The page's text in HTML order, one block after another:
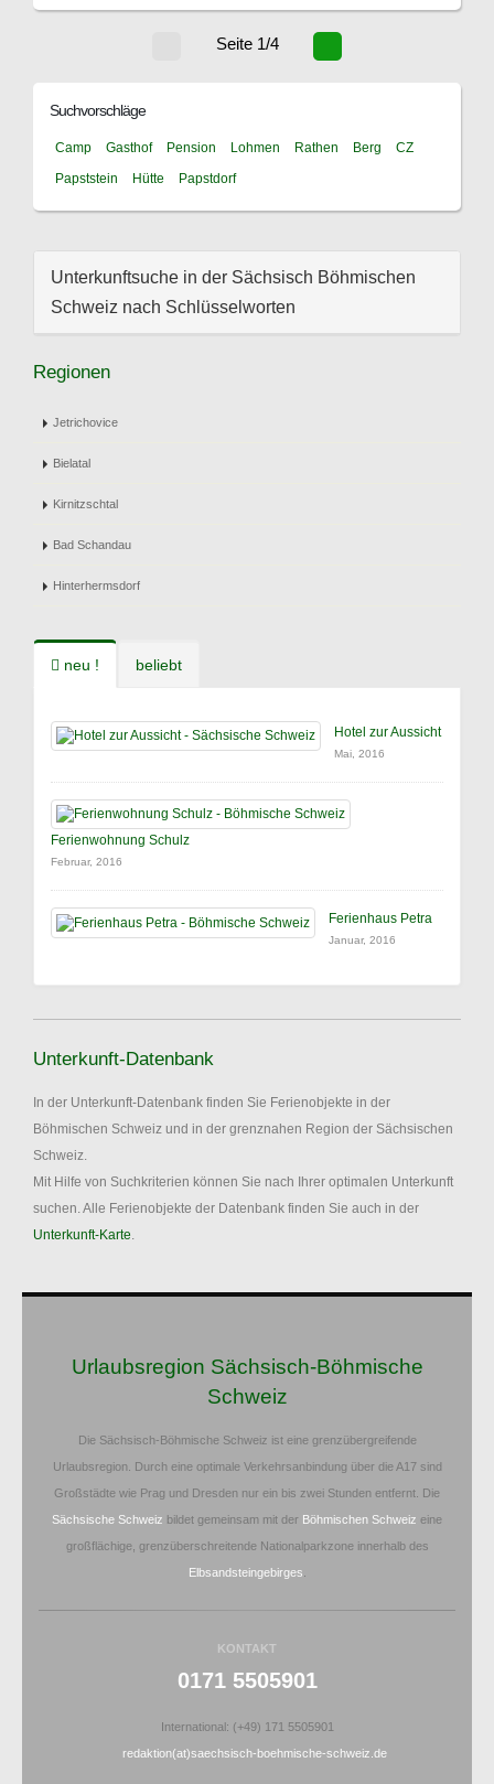
Seite 1/4
Suchvorschläge
Camp Gasthof Pension Lohmen Rathen Berg
CZ
Papststein
Hütte Papstdorf
Unterkunftsuche in der Sächsisch Böhmischen
Schweiz nach Schlüsselworten
Regionen
Jetrichovice
Bielatal
Kirnitzschtal
Bad Schandau
Hinterhermsdorf
neu ! beliebt
Hotel zur Aussicht
Mai, 2016
Ferienwohnung Schulz
Februar, 2016
Ferienhaus Petra
Januar, 2016
Unterkunft-Datenbank
In der Unterkunft-Datenbank finden Sie Ferienobjekte in der
Böhmischen Schweiz und in der grenznahen Region der Sächsischen
Schweiz.
Mit Hilfe von Suchkriterien können Sie nach Ihrer optimalen Unterkunft
suchen. Alle Ferienobjekte der Datenbank finden Sie auch in der
Unterkunft-Karte.
Urlaubsregion Sächsisch-Böhmische
Schweiz
Die Sächsisch-Böhmische Schweiz ist eine grenzübergreifende
Urlaubsregion. Durch eine optimale Verkehrsanbindung über die A17 sind
Großstädte wie Prag und Dresden nur ein bis zwei Stunden entfernt. Die
Sächsische Schweiz bildet gemeinsam mit der Böhmischen Schweiz eine
großflächige, grenzüberschreitende Nationalparkzone innerhalb des
Elbsandsteingebirges
KONTAKT
0171 5505901
International: (+49) 171 5505901
redaktion(at)saechsisch-boehmische-schweiz.de